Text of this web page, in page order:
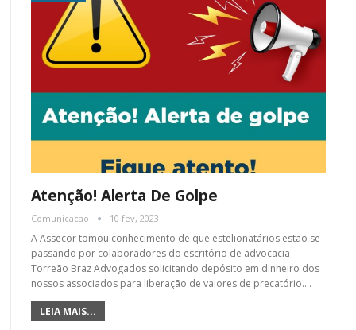
Atenção! Alerta De Golpe
Comunicacao 10 fev, 2023
A Assecor tomou conhecimento de que estelionatários estão se
passando por colaboradores do escritório de advocacia
Torreão Braz Advogados solicitando depósito em dinheiro dos
nossos associados para liberação de valores de precatório.…
LEIA MAIS...